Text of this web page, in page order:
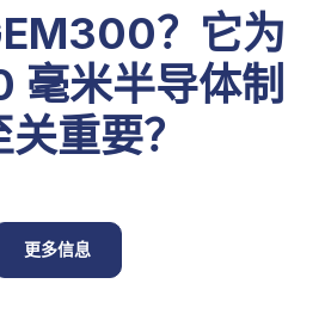
？它为
毫米半导体制
重要？
更多信息